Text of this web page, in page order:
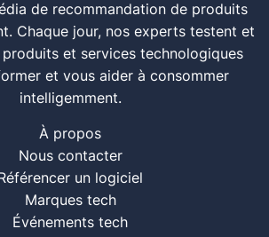
de recommandation de produits
Chaque jour, nos experts testent et
et services technologiques
et vous aider à consommer
intelligemment.
À propos
Nous contacter
Référencer un logiciel
Marques tech
Événements tech